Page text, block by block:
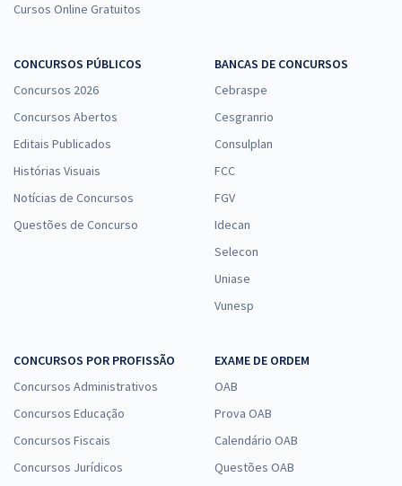
Cursos Online Gratuitos
CONCURSOS PÚBLICOS
Concursos 2026
Concursos Abertos
Editais Publicados
Histórias Visuais
Notícias de Concursos
Questões de Concurso
BANCAS DE CONCURSOS
Cebraspe
Cesgranrio
Consulplan
FCC
FGV
Idecan
Selecon
Uniase
Vunesp
CONCURSOS POR PROFISSÃO
Concursos Administrativos
Concursos Educação
Concursos Fiscais
Concursos Jurídicos
EXAME DE ORDEM
OAB
Prova OAB
Calendário OAB
Questões OAB